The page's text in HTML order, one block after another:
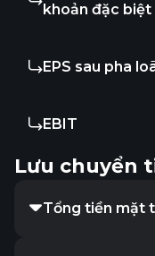
khoản đặc biệt
EPS sau pha
EBIT
Lưu chuyển
Tổng tiền mặt